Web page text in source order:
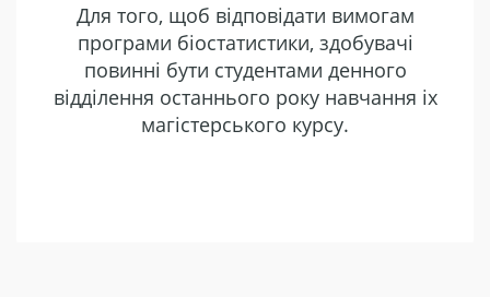
Для того, щоб відповідати вимогам
програми біостатистики, здобувачі
повинні бути студентами денного
відділення останнього року навчання іх
магістерського курсу.